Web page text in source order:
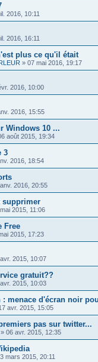
2016, 10:11
2016, 16:11
plus ce qu'il était
» 07 mai 2016, 19:17
2016, 10:00
2016, 15:55
Windows 10 ...
août 2015, 19:34
3
2016, 18:54
2016, 20:55
supprimer
2015, 11:06
Free
2015, 17:23
2015, 10:07
gratuit??
2015, 10:03
: menace d'écran noir
avr. 2015, 15:05
pas sur twitter...
» 06 avr. 2015, 12:35
mars 2015, 20:11